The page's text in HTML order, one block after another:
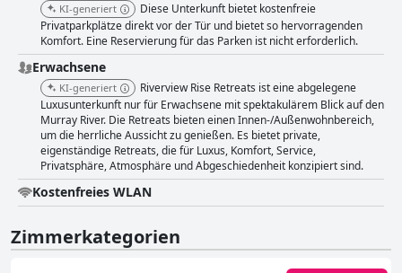
KI-generiert
Diese Unterkunft bietet kostenfreie
Privatparkplätze direkt vor der Tür und bietet so hervorragenden
Komfort. Eine Reservierung für das Parken ist nicht erforderlich.
Erwachsene
KI-generiert
Riverview Rise Retreats ist eine abgelegene
Luxusunterkunft nur für Erwachsene mit spektakulärem Blick auf den
Murray River. Die Retreats bieten einen Innen-/Außenwohnbereich,
um die herrliche Aussicht zu genießen. Es bietet private,
eigenständige Retreats, die für Luxus, Komfort, Service,
Privatsphäre, Atmosphäre und Abgeschiedenheit konzipiert sind.
Kostenfreies WLAN
Zimmerkategorien